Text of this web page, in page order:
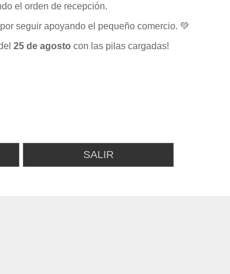
SALIR
el orden de recepción.
seguir apoyando el pequeño comercio. 💚
25 de agosto con las pilas cargadas!